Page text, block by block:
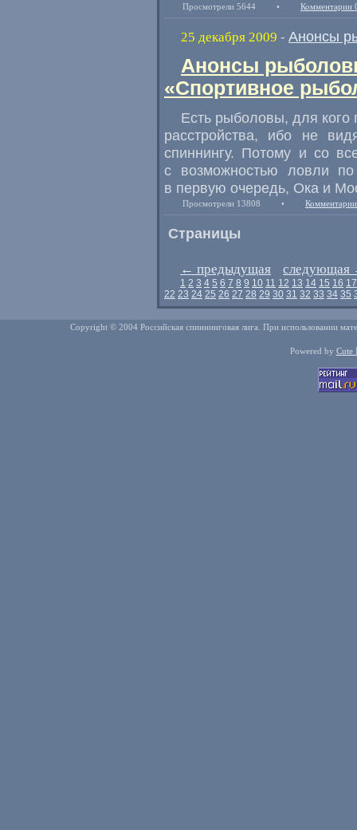
Просмотрели 5644 • Комментарии
25 декабря 2009 - Анонсы
Анонсы
«Спортивное
Есть рыболовы, для
расстройства, ибо не
спиннингу. Потому и со
с возможностью ловли
в первую очередь, Ока и
Просмотрели 13808 •
Страницы
← предыдущая следующая
1 2 3 4 5 6 7 8 9 10 11 12 13 14 15 16 17
22 23 24 25 26 27 28 29 30 31 32 33 34 35
Copyright © 2004 Российская спиннинговая лига. При использовании
Powered by Cute